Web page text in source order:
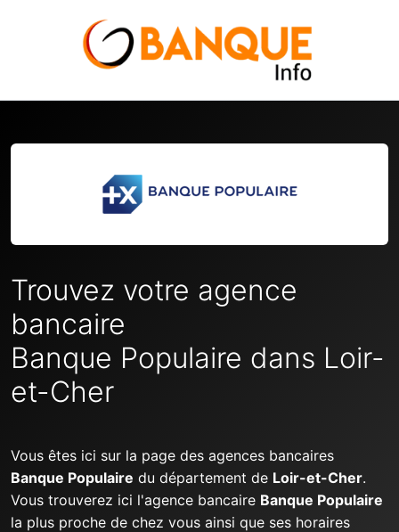
Trouvez votre agence
bancaire
Banque Populaire dans Loir-
et-Cher
Vous êtes ici sur la page des agences bancaires
Banque Populaire du département de Loir-et-Cher.
Vous trouverez ici l'agence bancaire Banque Populaire
la plus proche de chez vous ainsi que ses horaires